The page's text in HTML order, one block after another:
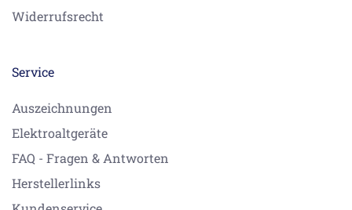
Widerrufsrecht
Service
Auszeichnungen
Elektroaltgeräte
FAQ - Fragen & Antworten
Herstellerlinks